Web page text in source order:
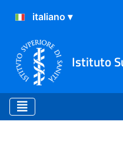
Istituto